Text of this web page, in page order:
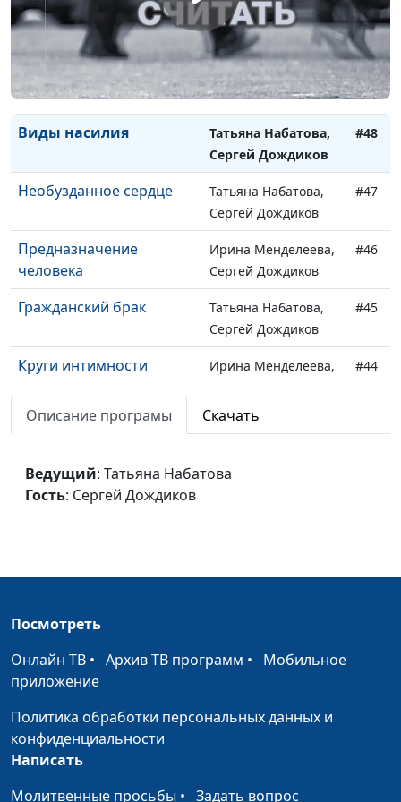
Готовность к браку
Ирина Менделеева,
Сергей Дождиков
#50
Виды зависимости
Татьяна Набатова,
Сергей Дождиков
#49
Виды насилия
Татьяна Набатова,
Сергей Дождиков
#48
Необузданное сердце
Татьяна Набатова,
Сергей Дождиков
#47
Предназначение
человека
Ирина Менделеева,
Сергей Дождиков
#46
Гражданский брак
Татьяна Набатова,
Сергей Дождиков
#45
Круги интимности
Ирина Менделеева,
#44
Маска, я тебя знаю!
Ирина Менделеева,
Как победить
созависимость
Менделеева И.,
Дьячкова Людмила,
зависимости
Дьячкова Людмила,
Привычка выпивать
Менделеева И.,
Описание програмы Скачать
Ведущий: Татьяна Набатова
Гость: Сергей Дождиков
Посмотреть
Онлайн ТВ • Архив ТВ программ • Мобильное
приложение
Политика обработки персональных данных и
конфиденциальности
Написать
Молитвенные просьбы • Задать вопрос